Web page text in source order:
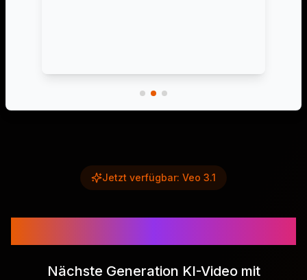
Jetzt verfügbar: Veo 3.1
Nächste Generation KI-Video mit